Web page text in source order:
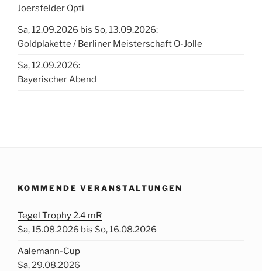
Joersfelder Opti
Sa, 12.09.2026 bis So, 13.09.2026:
Goldplakette / Berliner Meisterschaft O-Jolle
Sa, 12.09.2026:
Bayerischer Abend
KOMMENDE VERANSTALTUNGEN
Tegel Trophy 2.4 mR
Sa, 15.08.2026 bis So, 16.08.2026
Aalemann-Cup
Sa, 29.08.2026